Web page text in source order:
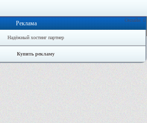
Онлайн: 0
Реклама
Надёжный хостинг партнер
Купить рекламу